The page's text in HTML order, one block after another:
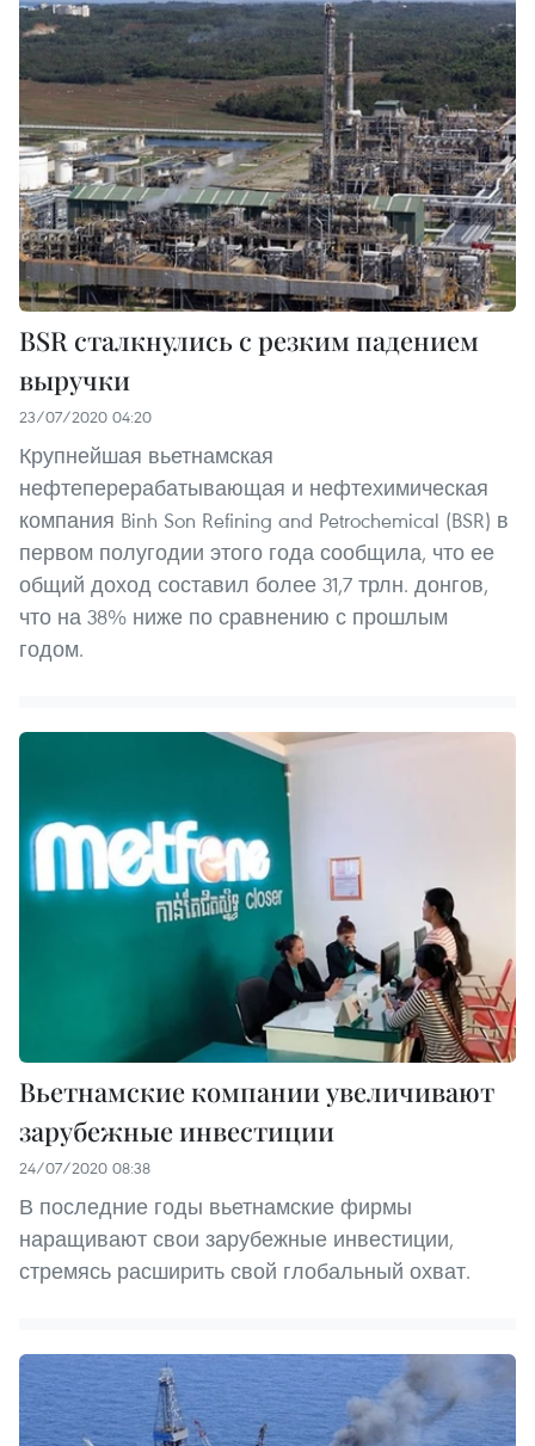
BSR сталкнулись с резким падением
выручки
23/07/2020 04:20
Крупнейшая вьетнамская
нефтеперерабатывающая и нефтехимическая
компания Binh Son Refining and Petrochemical (BSR) в
первом полугодии этого года сообщила, что ее
общий доход составил более 31,7 трлн. донгов,
что на 38% ниже по сравнению с прошлым
годом.
Вьетнамские компании увеличивают
зарубежные инвестиции
24/07/2020 08:38
В последние годы вьетнамские фирмы
наращивают свои зарубежные инвестиции,
стремясь расширить свой глобальный охват.